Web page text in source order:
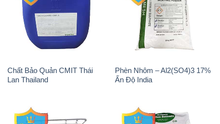
Chất Bảo Quản CMIT Thái
Lan Thailand
Phèn Nhôm – Al2(SO4)3 17%
Ấn Độ India